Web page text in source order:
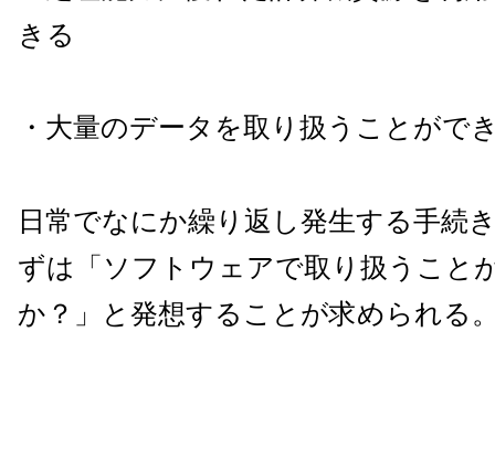
きる
・大量のデータを取り扱うことがで
日常でなにか繰り返し発生する手続
ずは「ソフトウェアで取り扱うこと
か？」と発想することが求められる